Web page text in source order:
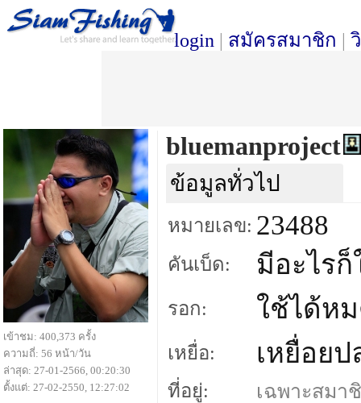
login | สมัครสมาชิก |
bluemanproject
ข้อมูลทั่วไป
หมายเลข: 23488
คันเบ็ด: มีอะไร
รอก: ใช้ได้ห
เหยื่อ: เหยื่อย
ที่อยู่: เฉพาะสมา
เข้าชม: 400,373 ครั้ง
ความถี่: 56 หน้า/วัน
ล่าสุด: 27-01-2566, 00:20:30
ตั้งแต่: 27-02-2550, 12:27:02